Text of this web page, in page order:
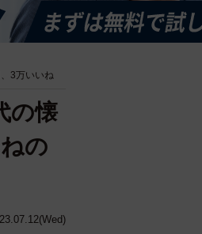
3万いいね
の懐
の